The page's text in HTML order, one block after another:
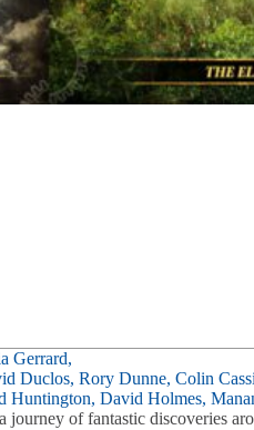
Gerrard,
Duclos, Rory Dunne, Colin
Huntington, David Holmes,
journey of fantastic discoveries